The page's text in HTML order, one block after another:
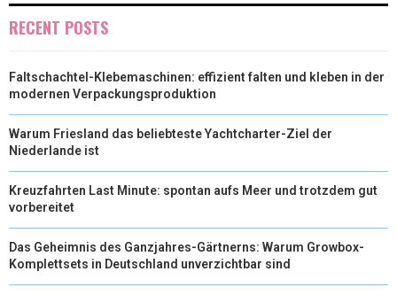
RECENT POSTS
Faltschachtel-Klebemaschinen: effizient falten und kleben in der
modernen Verpackungsproduktion
Warum Friesland das beliebteste Yachtcharter-Ziel der
Niederlande ist
Kreuzfahrten Last Minute: spontan aufs Meer und trotzdem gut
vorbereitet
Das Geheimnis des Ganzjahres-Gärtnerns: Warum Growbox-
Komplettsets in Deutschland unverzichtbar sind